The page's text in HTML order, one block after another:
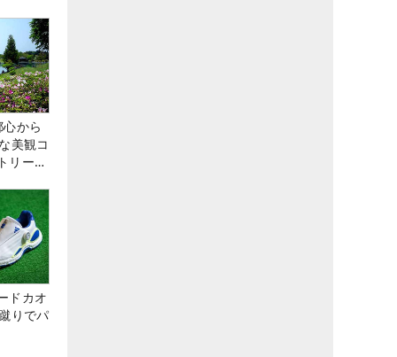
から
美観コ
リー俱
ドカオ
りでパ